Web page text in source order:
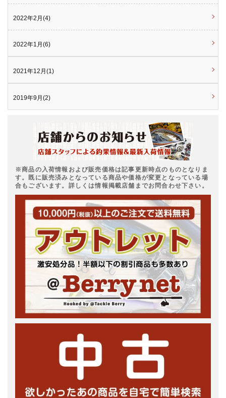
2022年2月(4)
2022年1月(6)
2021年12月(1)
2019年9月(2)
※商品の入荷情報および販売価格は記事更新時点のものとなりま
す。既に販売済みとなっている商品や価格が変更となっている場
合もございます。詳しくは情報掲載店舗までお問合わせ下さい。